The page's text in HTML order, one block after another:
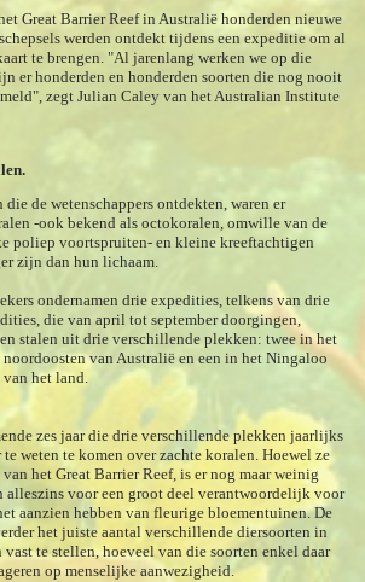
Great Barrier Reef in Australië honderden nieuwe
werden ontdekt tijdens een expeditie om al
te brengen. "Al jarenlang werken we op die
er honderden en honderden soorten die nog nooit
zegt Julian Caley van het Australian Institute
die de wetenschappers ontdekten, waren er
-ook bekend als octokoralen, omwille van de
poliep voortspruiten- en kleine kreeftachtigen
zijn dan hun lichaam.
ondernamen drie expedities, telkens van drie
die van april tot september doorgingen,
stalen uit drie verschillende plekken: twee in het
van Australië en een in het Ningaloo
van het land.
zes jaar die drie verschillende plekken jaarlijks
te weten te komen over zachte koralen. Hoewel ze
het Great Barrier Reef, is er nog maar weinig
alleszins voor een groot deel verantwoordelijk voor
aanzien hebben van fleurige bloementuinen. De
het juiste aantal verschillende diersoorten in
te stellen, hoeveel van die soorten enkel daar
op menselijke aanwezigheid.